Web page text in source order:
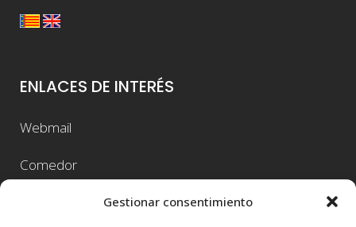
Gestionar consentimiento
ENLACES DE INTERÉS
Webmail
Comedor
Gestor Educamos